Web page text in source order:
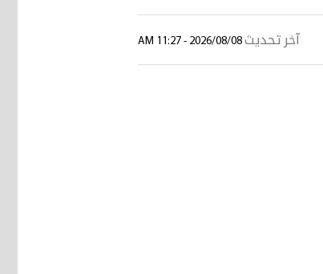
آخر تحديث 2026/08/08 - 11:27 AM